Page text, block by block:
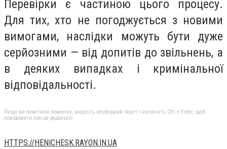
Перевірки є частиною цього процесу.
Для тих, хто не погоджується з новими
вимогами, наслідки можуть бути дуже
серйозними — від допитів до звільнень, а
в деяких випадках і кримінальної
відповідальності.
Якщо ви помітили помилку, виділіть необхідний текст і натисніть Ctrl + Enter, щоб
повідомити про це редакцію
HTTPS://HENICHESK.RAYON.IN.UA